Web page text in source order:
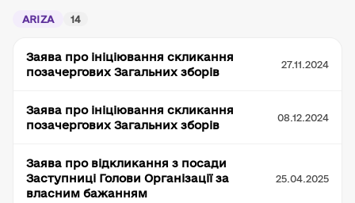
ARIZA 14
Заява про ініціювання скликання
позачергових Загальних зборів
27.11.2024
Заява про ініціювання скликання
позачергових Загальних зборів
08.12.2024
Заява про відкликання з посади
Заступниці Голови Організації за
власним бажанням
25.04.2025